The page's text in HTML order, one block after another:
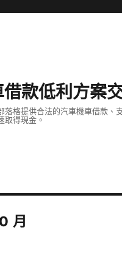
款低利方案
落格提供合法的汽車機車借款
取得現金。
月